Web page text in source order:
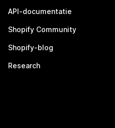
API-documentatie
Shopify Community
Shopify-blog
Research